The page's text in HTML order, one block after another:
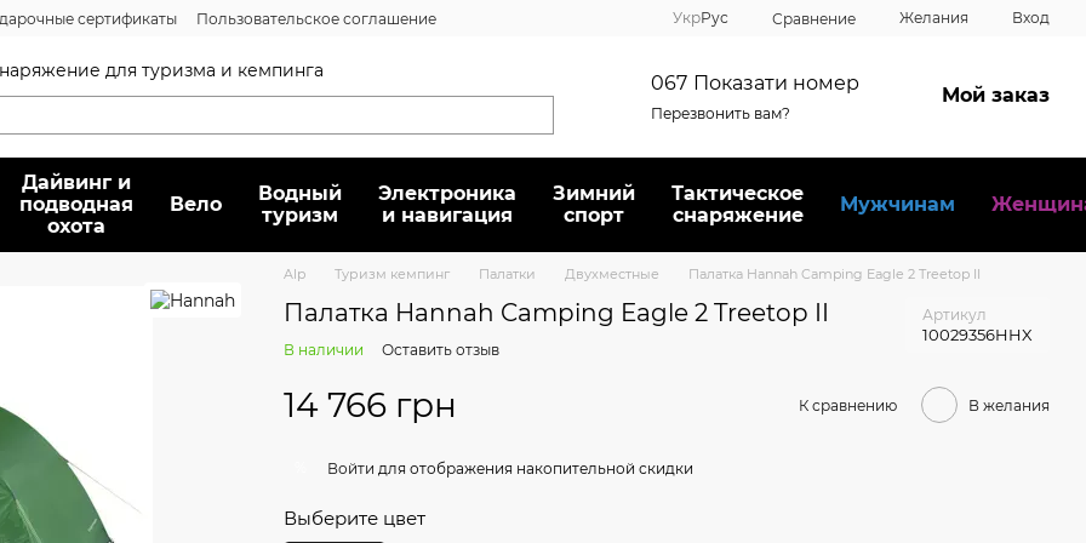
сертификаты
Пользовательское соглашение
УкрРус Сравнение Желания Вход
для туризма и кемпинга
067 Показати номер
Перезвонить вам?
Мой заказ
Дайвинг и
подводная
охота
Вело
Водный
туризм
Электроника
и навигация
Зимний
спорт
Тактическое
снаряжение
Мужчинам
Alp Туризм кемпинг Палатки Двухместные Палатка Hannah Camping Eagle 2 Treetop II
Палатка Hannah Camping Eagle 2 Treetop II Артикул
10029356HHX
В наличии Оставить отзыв
14 766 грн К сравнению В желания
Войти для отображения накопительной скидки
Выберите цвет